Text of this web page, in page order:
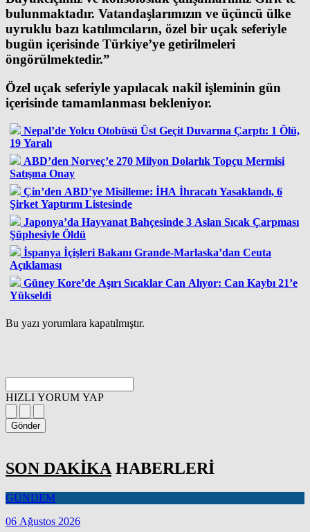
bulunmaktadır. Vatandaşlarımızın ve üçüncü ülke
uyruklu bazı katılımcıların, özel bir uçak seferiyle
bugün içerisinde Türkiye’ye getirilmeleri
öngörülmektedir.”
Özel uçak seferiyle yapılacak nakil işleminin gün
içerisinde tamamlanması bekleniyor.
Nepal’de Yolcu Otobüsü Üst Geçit Duvarına Çarptı: 1 Ölü,
19 Yaralı
ABD’den Norveç’e 270 Milyon Dolarlık Topçu Mermisi
Satışına Onay
Çin’den ABD’ye Misilleme: İHA İhracatı Yasaklandı, 6
Şirket Yaptırım Listesinde
Japonya’da Hayvanat Bahçesinde 3 Aslan Sıcak Çarpması
Şüphesiyle Öldü
İspanya İçişleri Bakanı Grande-Marlaska’dan Ceuta
Açıklaması
Güney Kore’de Aşırı Sıcaklar Can Alıyor: Can Kaybı 21’e
Yükseldi
Bu yazı yorumlara kapatılmıştır.
HIZLI YORUM YAP
Gönder
SON DAKİKA HABERLERİ
GÜNDEM
06 Ağustos 2026